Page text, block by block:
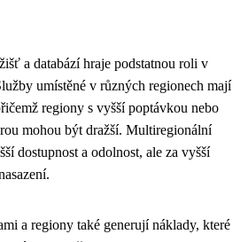
a databází hraje podstatnou roli v
umístěné v různých regionech mají
regiony s vyšší poptávkou nebo
mohou být dražší. Multiregionální
dostupnost a odolnost, ale za vyšší
a regiony také generují náklady, které